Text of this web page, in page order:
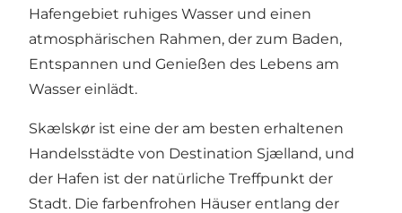
Hafengebiet ruhiges Wasser und einen
atmosphärischen Rahmen, der zum Baden,
Entspannen und Genießen des Lebens am
Wasser einlädt.
Skælskør ist eine der am besten erhaltenen
Handelsstädte von Destination Sjælland, und
der Hafen ist der natürliche Treffpunkt der
Stadt. Die farbenfrohen Häuser entlang der